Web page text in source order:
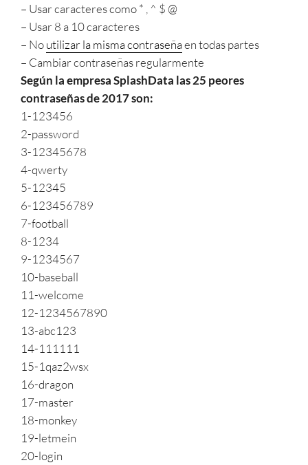
– Usar caracteres como * , ^ $ @
– Usar 8 a 10 caracteres
– Noutilizar la misma contraseñaen todas partes
– Cambiar contraseñas regularmente
Según la empresa SplashData las 25 peores
contraseñas de 2017 son:
1-123456
2-password
3-12345678
4-qwerty
5-12345
6-123456789
7-football
8-1234
9-1234567
10-baseball
11-welcome
12-1234567890
13-abc123
14-111111
15-1qaz2wsx
16-dragon
17-master
18-monkey
19-letmein
20-login